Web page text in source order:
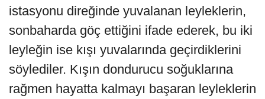
istasyonu direğinde yuvalanan leyleklerin,
sonbaharda göç ettiğini ifade ederek, bu iki
leyleğin ise kışı yuvalarında geçirdiklerini
söylediler. Kışın dondurucu soğuklarına
rağmen hayatta kalmayı başaran leyleklerin